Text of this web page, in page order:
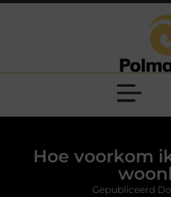
Hoe voorkom
Gepubliceerd